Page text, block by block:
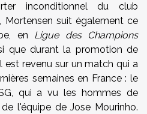
inconditionnel du club
Mortensen suit également ce
en Ligue des Champions
que durant la promotion de
est revenu sur un match qui a
semaines en France : le
qui a vu les hommes de
l'équipe de Jose Mourinho.